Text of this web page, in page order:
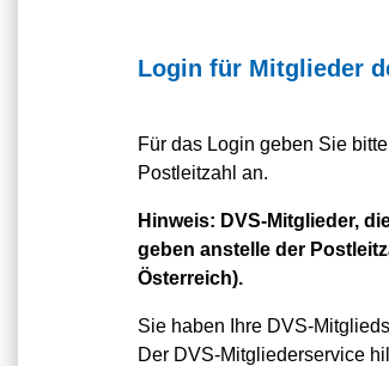
Login für Mitglieder
Für das Login geben Sie
Postleitzahl an.
Hinweis: DVS-Mitglieder,
geben anstelle der
Österreich).
Sie haben Ihre DVS-
Der DVS-Mitgliederservice